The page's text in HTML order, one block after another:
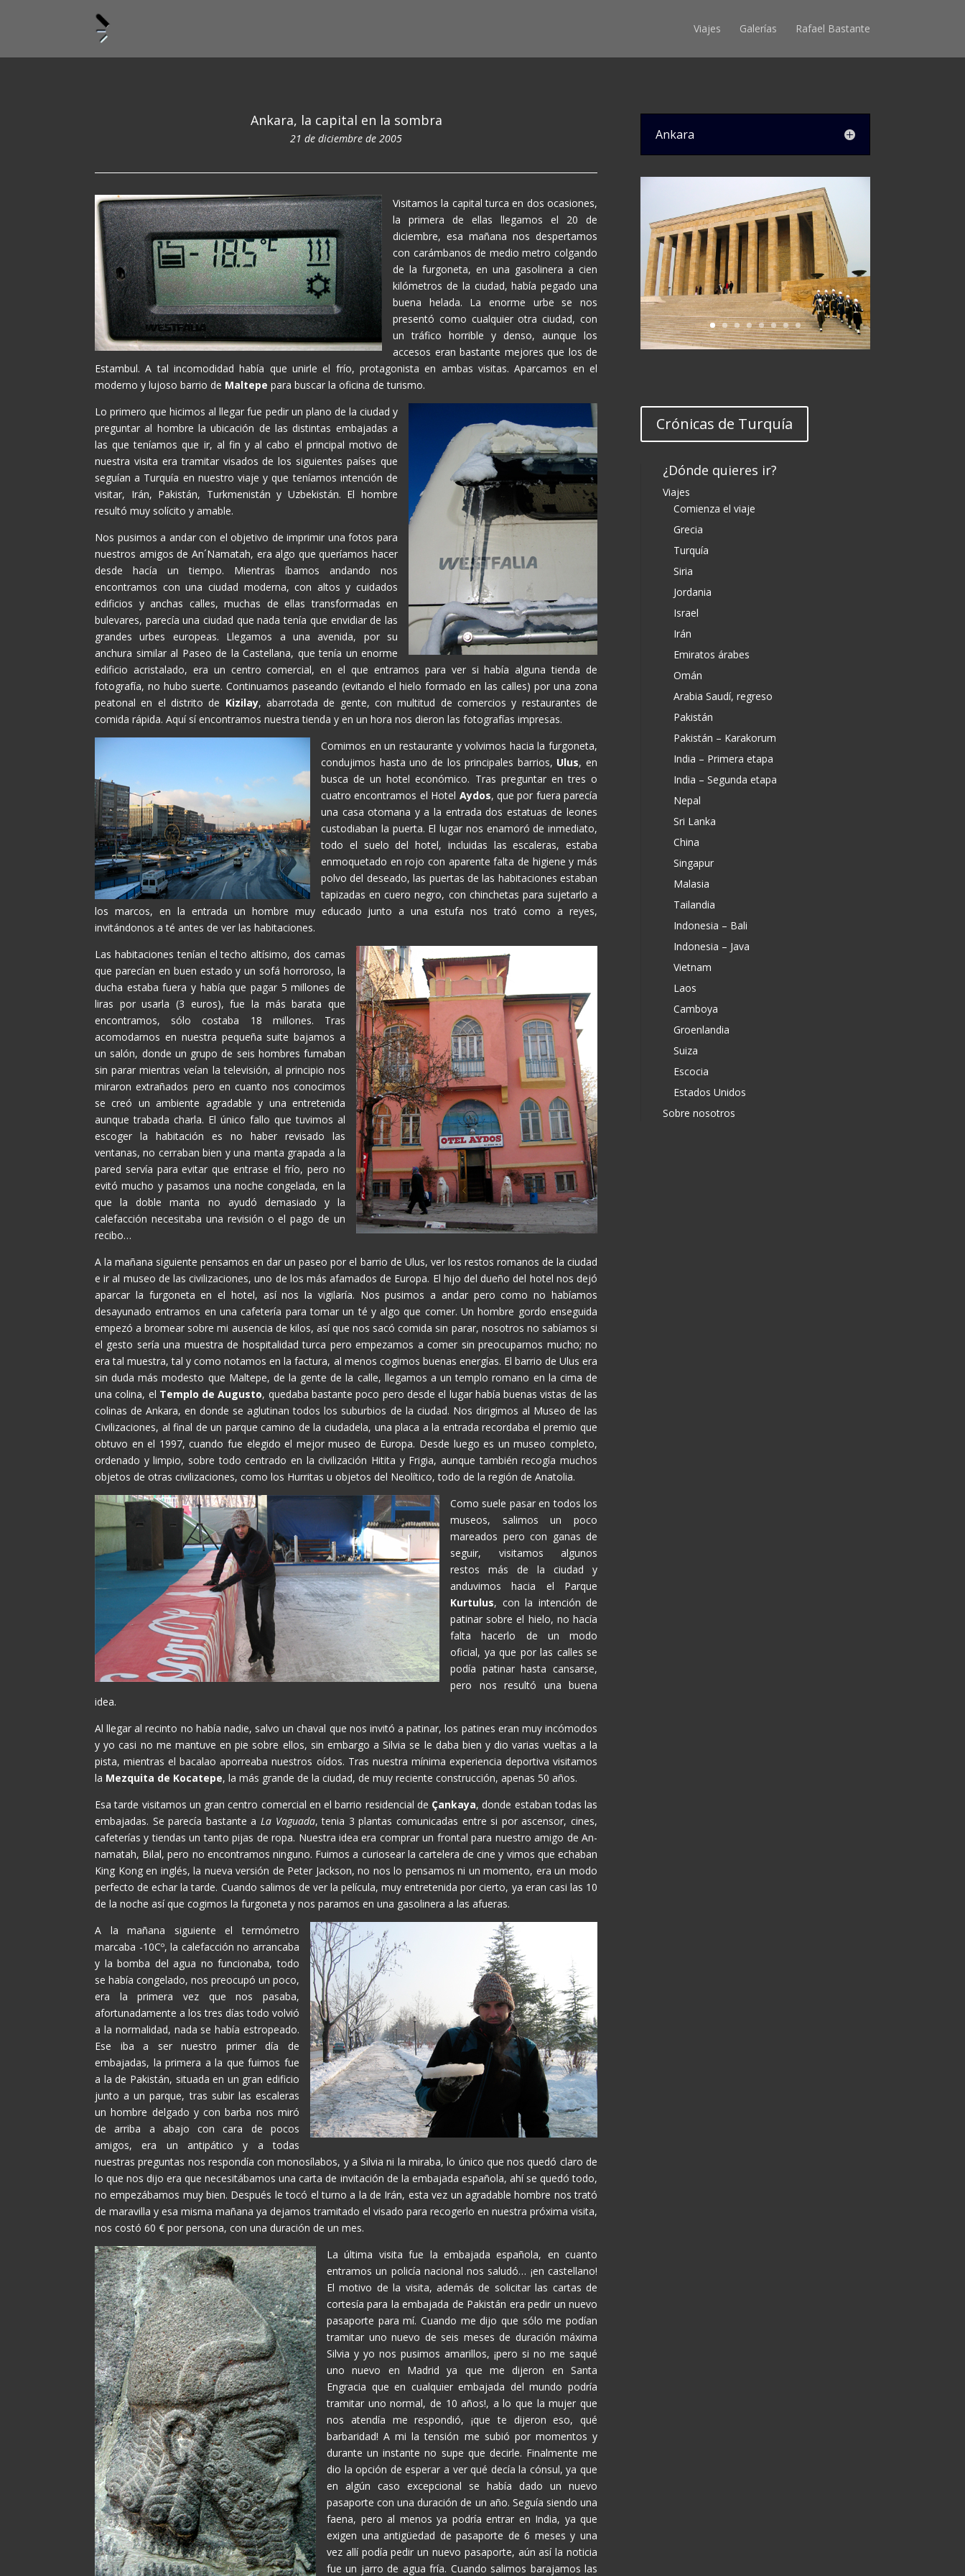
Viajes Galerías Rafael Bastante
Ankara, la capital en la sombra
21 de diciembre de 2005
Visitamos la capital turca en dos ocasiones,
la primera de ellas llegamos el 20 de
diciembre, esa mañana nos despertamos
con carámbanos de medio metro colgando
de la furgoneta, en una gasolinera a cien
kilómetros de la ciudad, había pegado una
buena helada. La enorme urbe se nos
presentó como cualquier otra ciudad, con
un tráfico horrible y denso, aunque los
accesos eran bastante mejores que los de
Estambul. A tal incomodidad había que unirle el frío, protagonista en ambas visitas. Aparcamos en el
moderno y lujoso barrio de Maltepe para buscar la oficina de turismo.
Lo primero que hicimos al llegar fue pedir un plano de la ciudad y
preguntar al hombre la ubicación de las distintas embajadas a
las que teníamos que ir, al fin y al cabo el principal motivo de
nuestra visita era tramitar visados de los siguientes países que
seguían a Turquía en nuestro viaje y que teníamos intención de
visitar, Irán, Pakistán, Turkmenistán y Uzbekistán. El hombre
resultó muy solícito y amable.
Nos pusimos a andar con el objetivo de imprimir una fotos para
nuestros amigos de An´Namatah, era algo que queríamos hacer
desde hacía un tiempo. Mientras íbamos andando nos
encontramos con una ciudad moderna, con altos y cuidados
edificios y anchas calles, muchas de ellas transformadas en
bulevares, parecía una ciudad que nada tenía que envidiar de las
grandes urbes europeas. Llegamos a una avenida, por su
anchura similar al Paseo de la Castellana, que tenía un enorme
edificio acristalado, era un centro comercial, en el que entramos para ver si había alguna tienda de
fotografía, no hubo suerte. Continuamos paseando (evitando el hielo formado en las calles) por una zona
peatonal en el distrito de Kizilay, abarrotada de gente, con multitud de comercios y restaurantes de
comida rápida. Aquí sí encontramos nuestra tienda y en un hora nos dieron las fotografías impresas.
Comimos en un restaurante y volvimos hacia la furgoneta,
condujimos hasta uno de los principales barrios, Ulus, en
busca de un hotel económico. Tras preguntar en tres o
cuatro encontramos el Hotel Aydos, que por fuera parecía
una casa otomana y a la entrada dos estatuas de leones
custodiaban la puerta. El lugar nos enamoró de inmediato,
todo el suelo del hotel, incluidas las escaleras, estaba
enmoquetado en rojo con aparente falta de higiene y más
polvo del deseado, las puertas de las habitaciones estaban
tapizadas en cuero negro, con chinchetas para sujetarlo a
los marcos, en la entrada un hombre muy educado junto a una estufa nos trató como a reyes,
invitándonos a té antes de ver las habitaciones.
Las habitaciones tenían el techo altísimo, dos camas
que parecían en buen estado y un sofá horroroso, la
ducha estaba fuera y había que pagar 5 millones de
liras por usarla (3 euros), fue la más barata que
encontramos, sólo costaba 18 millones. Tras
acomodarnos en nuestra pequeña suite bajamos a
un salón, donde un grupo de seis hombres fumaban
sin parar mientras veían la televisión, al principio nos
miraron extrañados pero en cuanto nos conocimos
se creó un ambiente agradable y una entretenida
aunque trabada charla. El único fallo que tuvimos al
escoger la habitación es no haber revisado las
ventanas, no cerraban bien y una manta grapada a la
pared servía para evitar que entrase el frío, pero no
evitó mucho y pasamos una noche congelada, en la
que la doble manta no ayudó demasiado y la
calefacción necesitaba una revisión o el pago de un
recibo…
A la mañana siguiente pensamos en dar un paseo por el barrio de Ulus, ver los restos romanos de la ciudad
e ir al museo de las civilizaciones, uno de los más afamados de Europa. El hijo del dueño del hotel nos dejó
aparcar la furgoneta en el hotel, así nos la vigilaría. Nos pusimos a andar pero como no habíamos
desayunado entramos en una cafetería para tomar un té y algo que comer. Un hombre gordo enseguida
empezó a bromear sobre mi ausencia de kilos, así que nos sacó comida sin parar, nosotros no sabíamos si
el gesto sería una muestra de hospitalidad turca pero empezamos a comer sin preocuparnos mucho; no
era tal muestra, tal y como notamos en la factura, al menos cogimos buenas energías. El barrio de Ulus era
sin duda más modesto que Maltepe, de la gente de la calle, llegamos a un templo romano en la cima de
una colina, el Templo de Augusto, quedaba bastante poco pero desde el lugar había buenas vistas de las
colinas de Ankara, en donde se aglutinan todos los suburbios de la ciudad. Nos dirigimos al Museo de las
Civilizaciones, al final de un parque camino de la ciudadela, una placa a la entrada recordaba el premio que
obtuvo en el 1997, cuando fue elegido el mejor museo de Europa. Desde luego es un museo completo,
ordenado y limpio, sobre todo centrado en la civilización Hitita y Frigia, aunque también recogía muchos
objetos de otras civilizaciones, como los Hurritas u objetos del Neolítico, todo de la región de Anatolia.
Como suele pasar en todos los
museos, salimos un poco
mareados pero con ganas de
seguir, visitamos algunos
restos más de la ciudad y
anduvimos hacia el Parque
Kurtulus, con la intención de
patinar sobre el hielo, no hacía
falta hacerlo de un modo
oficial, ya que por las calles se
podía patinar hasta cansarse,
pero nos resultó una buena
idea.
Al llegar al recinto no había nadie, salvo un chaval que nos invitó a patinar, los patines eran muy incómodos
y yo casi no me mantuve en pie sobre ellos, sin embargo a Silvia se le daba bien y dio varias vueltas a la
pista, mientras el bacalao aporreaba nuestros oídos. Tras nuestra mínima experiencia deportiva visitamos
la Mezquita de Kocatepe, la más grande de la ciudad, de muy reciente construcción, apenas 50 años.
Esa tarde visitamos un gran centro comercial en el barrio residencial de Çankaya, donde estaban todas las
embajadas. Se parecía bastante a La Vaguada, tenia 3 plantas comunicadas entre si por ascensor, cines,
cafeterías y tiendas un tanto pijas de ropa. Nuestra idea era comprar un frontal para nuestro amigo de An-
namatah, Bilal, pero no encontramos ninguno. Fuimos a curiosear la cartelera de cine y vimos que echaban
King Kong en inglés, la nueva versión de Peter Jackson, no nos lo pensamos ni un momento, era un modo
perfecto de echar la tarde. Cuando salimos de ver la película, muy entretenida por cierto, ya eran casi las 10
de la noche así que cogimos la furgoneta y nos paramos en una gasolinera a las afueras.
A la mañana siguiente el termómetro
marcaba -10Cº, la calefacción no arrancaba
y la bomba del agua no funcionaba, todo
se había congelado, nos preocupó un poco,
era la primera vez que nos pasaba,
afortunadamente a los tres días todo volvió
a la normalidad, nada se había estropeado.
Ese iba a ser nuestro primer día de
embajadas, la primera a la que fuimos fue
a la de Pakistán, situada en un gran edificio
junto a un parque, tras subir las escaleras
un hombre delgado y con barba nos miró
de arriba a abajo con cara de pocos
amigos, era un antipático y a todas
nuestras preguntas nos respondía con monosílabos, y a Silvia ni la miraba, lo único que nos quedó claro de
lo que nos dijo era que necesitábamos una carta de invitación de la embajada española, ahí se quedó todo,
no empezábamos muy bien. Después le tocó el turno a la de Irán, esta vez un agradable hombre nos trató
de maravilla y esa misma mañana ya dejamos tramitado el visado para recogerlo en nuestra próxima visita,
nos costó 60 € por persona, con una duración de un mes.
La última visita fue la embajada española, en cuanto
entramos un policía nacional nos saludó… ¡en castellano!
El motivo de la visita, además de solicitar las cartas de
cortesía para la embajada de Pakistán era pedir un nuevo
pasaporte para mí. Cuando me dijo que sólo me podían
tramitar uno nuevo de seis meses de duración máxima
Silvia y yo nos pusimos amarillos, ¡pero si no me saqué
uno nuevo en Madrid ya que me dijeron en Santa
Engracia que en cualquier embajada del mundo podría
tramitar uno normal, de 10 años!, a lo que la mujer que
nos atendía me respondió, ¡que te dijeron eso, qué
barbaridad! A mi la tensión me subió por momentos y
durante un instante no supe que decirle. Finalmente me
dio la opción de esperar a ver qué decía la cónsul, ya que
en algún caso excepcional se había dado un nuevo
pasaporte con una duración de un año. Seguía siendo una
faena, pero al menos ya podría entrar en India, ya que
exigen una antigüedad de pasaporte de 6 meses y una
vez allí podía pedir un nuevo pasaporte, aún así la noticia
fue un jarro de agua fría. Cuando salimos barajamos las
Ankara
Crónicas de Turquía
¿Dónde quieres ir?
Viajes
Comienza el viaje
Grecia
Turquía
Siria
Jordania
Israel
Irán
Emiratos árabes
Omán
Arabia Saudí, regreso
Pakistán
Pakistán – Karakorum
India – Primera etapa
India – Segunda etapa
Nepal
Sri Lanka
China
Singapur
Malasia
Tailandia
Indonesia – Bali
Indonesia – Java
Vietnam
Laos
Camboya
Groenlandia
Suiza
Escocia
Estados Unidos
Sobre nosotros